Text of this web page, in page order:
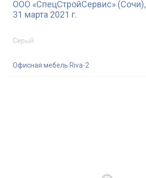
ООО «СпецСтройСервис» (Сочи),
31 марта 2021 г.
Серый
Офисная мебель Riva-2